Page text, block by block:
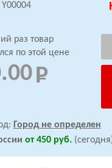
раз товар
по этой цене
Город не определен
от 450 руб.